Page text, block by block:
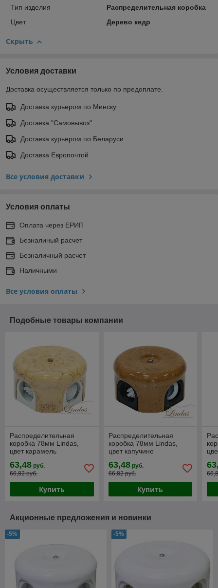
Тип изделия
Распределительная коробка
Цвет
Дерево кедр
Скрыть
Условия доставки
Доставка осуществляется только по предоплате.
Доставка курьером по Минску
Доставка "Самовывоз"
Доставка курьером по Беларуси
Доставка Европочтой
Все условия доставки
Условия оплаты
Оплата через ЕРИП
Безналиный расчет
Безналичный расчет
Наличными
Все условия оплаты
Подобные товары компании
Распределительная
коробка 78мм Lindas,
цвет карамель
63,48 руб.
66,82 руб.
Купить
Распределительная
коробка 78мм Lindas,
цвет капучино
63,48руб.
66,82 руб.
Купить
Акционные предложения и новинки
-5% -5%